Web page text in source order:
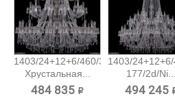
1403/24+12+6/460/3d/Pa
Хрустальная...
484 835 ₽
1403/24+12+6/
177/2d/Ni...
494 245